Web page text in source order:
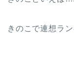
きのこで連想ラン